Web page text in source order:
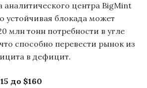
аналитического центра BigMint
устойчивая блокада может
млн тонн потребности в угле
способно перевести рынок из
в дефицит.
до $160